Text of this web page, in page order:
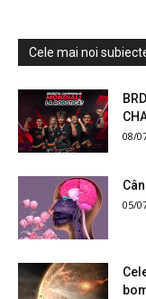
Cele mai noi
08/
05/